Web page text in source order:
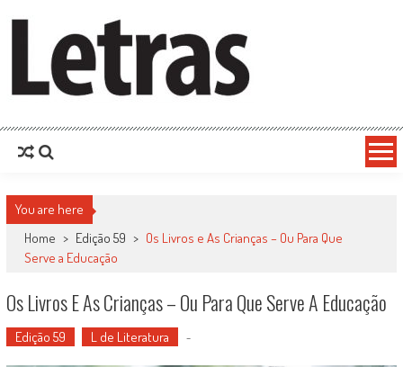
You are here
Home > Edição 59 > Os Livros e As Crianças – Ou Para Que
Serve a Educação
Os Livros E As Crianças – Ou Para Que Serve A Educação
Edição 59 L de Literatura -